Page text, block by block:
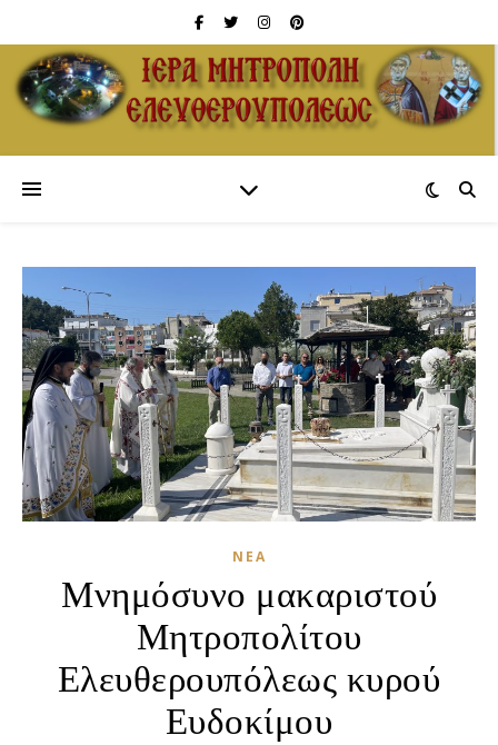
ΝΈΑ
Μνημόσυνο μακαριστού
Μητροπολίτου
Ελευθερουπόλεως κυρού
Ευδοκίμου